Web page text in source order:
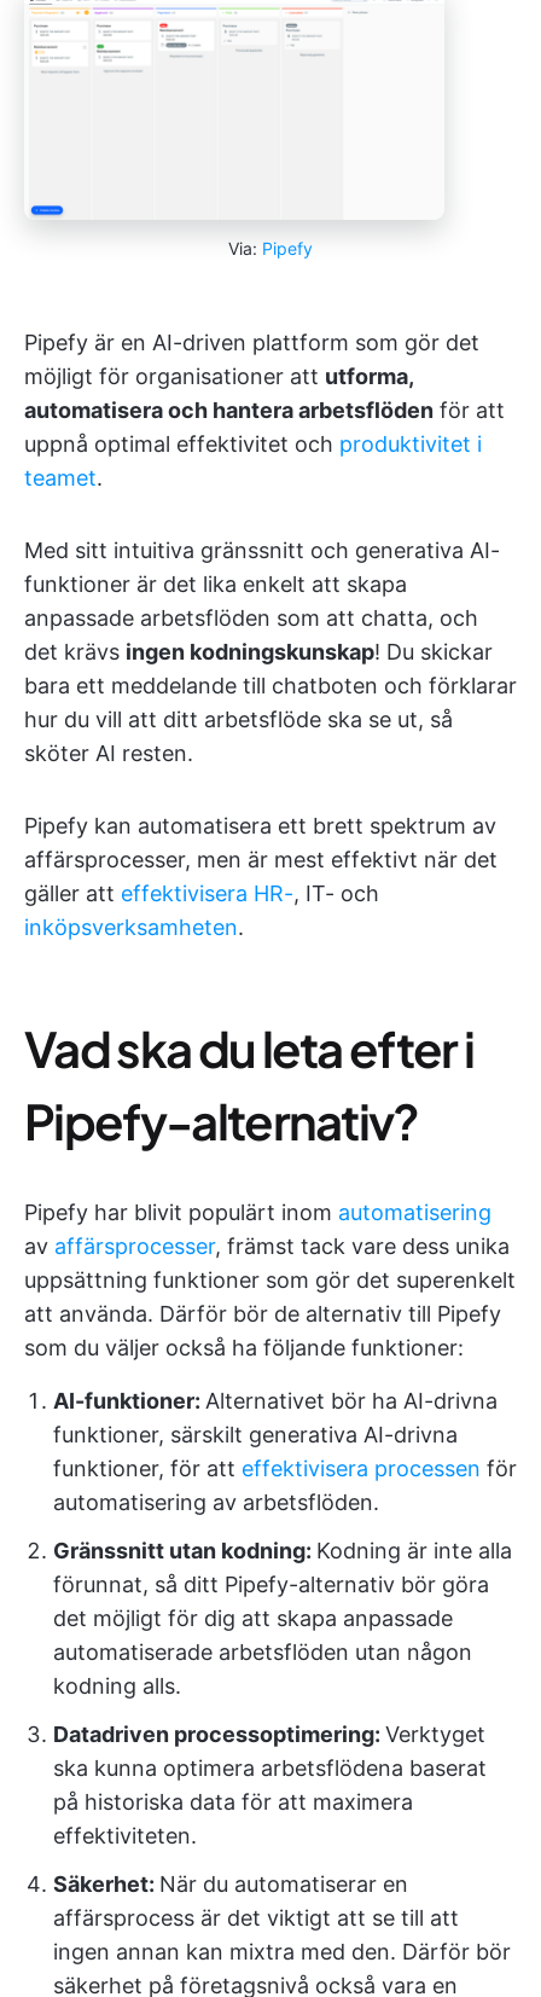
Via: Pipefy
Pipefy är en AI-driven plattform som gör det
möjligt för organisationer att utforma,
automatisera och hantera arbetsflöden för att
uppnå optimal effektivitet och produktivitet i
teamet.
Med sitt intuitiva gränssnitt och generativa AI-
funktioner är det lika enkelt att skapa
anpassade arbetsflöden som att chatta, och
det krävs ingen kodningskunskap! Du skickar
bara ett meddelande till chatboten och förklarar
hur du vill att ditt arbetsflöde ska se ut, så
sköter AI resten.
Pipefy kan automatisera ett brett spektrum av
affärsprocesser, men är mest effektivt när det
gäller att effektivisera HR-, IT- och
inköpsverksamheten.
Vad ska du leta efter i
Pipefy-alternativ?
Pipefy har blivit populärt inom automatisering
av affärsprocesser, främst tack vare dess unika
uppsättning funktioner som gör det superenkelt
att använda. Därför bör de alternativ till Pipefy
som du väljer också ha följande funktioner:
AI-funktioner: Alternativet bör ha AI-drivna
funktioner, särskilt generativa AI-drivna
funktioner, för att effektivisera processen för
automatisering av arbetsflöden.
Gränssnitt utan kodning: Kodning är inte alla
förunnat, så ditt Pipefy-alternativ bör göra
det möjligt för dig att skapa anpassade
automatiserade arbetsflöden utan någon
kodning alls.
Datadriven processoptimering: Verktyget
ska kunna optimera arbetsflödena baserat
på historiska data för att maximera
effektiviteten.
Säkerhet: När du automatiserar en
affärsprocess är det viktigt att se till att
ingen annan kan mixtra med den. Därför bör
säkerhet på företagsnivå också vara en